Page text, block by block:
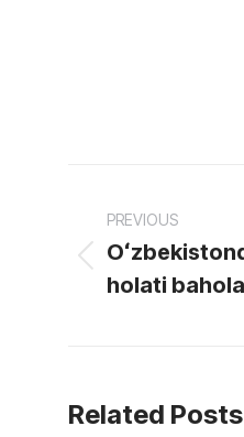
PREVIOUS
post:
holati
Related Posts